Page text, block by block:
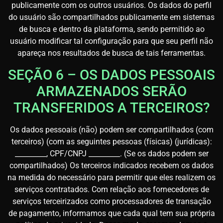
publicamente com os outros usuários. Os dados do perfil
do usuário são compartilhados publicamente em sistemas
de busca e dentro da plataforma, sendo permitido ao
usuário modificar tal configuração para que seu perfil não
apareça nos resultados de busca de tais ferramentas.
SEÇÃO 6 – OS DADOS PESSOAIS
ARMAZENADOS SERÃO
TRANSFERIDOS A TERCEIROS?
Os dados pessoais (não) podem ser compartilhados (com
terceiros) (com as seguintes pessoas (físicas) (jurídicas):
_________, CPF/CNPJ _________. (Se os dados podem ser
compartilhados) Os terceiros indicados recebem os dados
na medida do necessário para permitir que eles realizem os
serviços contratados. Com relação aos fornecedores de
serviços terceirizados como processadores de transação
de pagamento, informamos que cada qual tem sua própria